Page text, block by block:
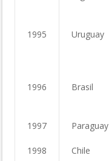
1995 Uruguay
1996 Brasil
1997 Paraguay
1998 Chile